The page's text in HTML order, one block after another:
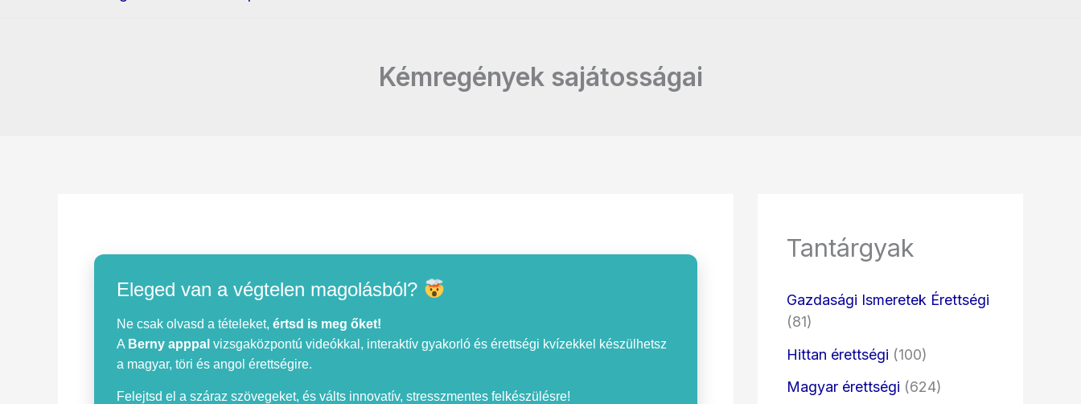
Kémregények sajátosságai
Eleged van a végtelen magolásból?
Ne csak olvasd a tételeket, értsd is meg őket!
A Berny apppal vizsgaközpontú videókkal, interaktív gyakorló és érettségi kvízekkel készülhetsz
a magyar, töri és angol érettségire.
Felejtsd el a száraz szövegeket, és válts innovatív, stresszmentes felkészülésre!
Tantárgyak
Gazdasági Ismeretek Érettségi
(81)
Hittan érettségi (100)
Magyar érettségi (624)